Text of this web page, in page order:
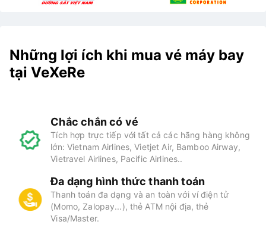
Những lợi ích khi mua vé máy bay
tại VeXeRe
Chắc chắn có vé
Tích hợp trực tiếp với tất cả các hãng hàng không
lớn: Vietnam Airlines, Vietjet Air, Bamboo Airway,
Vietravel Airlines, Pacific Airlines..
Đa dạng hình thức thanh toán
Thanh toán đa dạng và an toàn với ví điện tử
(Momo, Zalopay...), thẻ ATM nội địa, thẻ
Visa/Master.